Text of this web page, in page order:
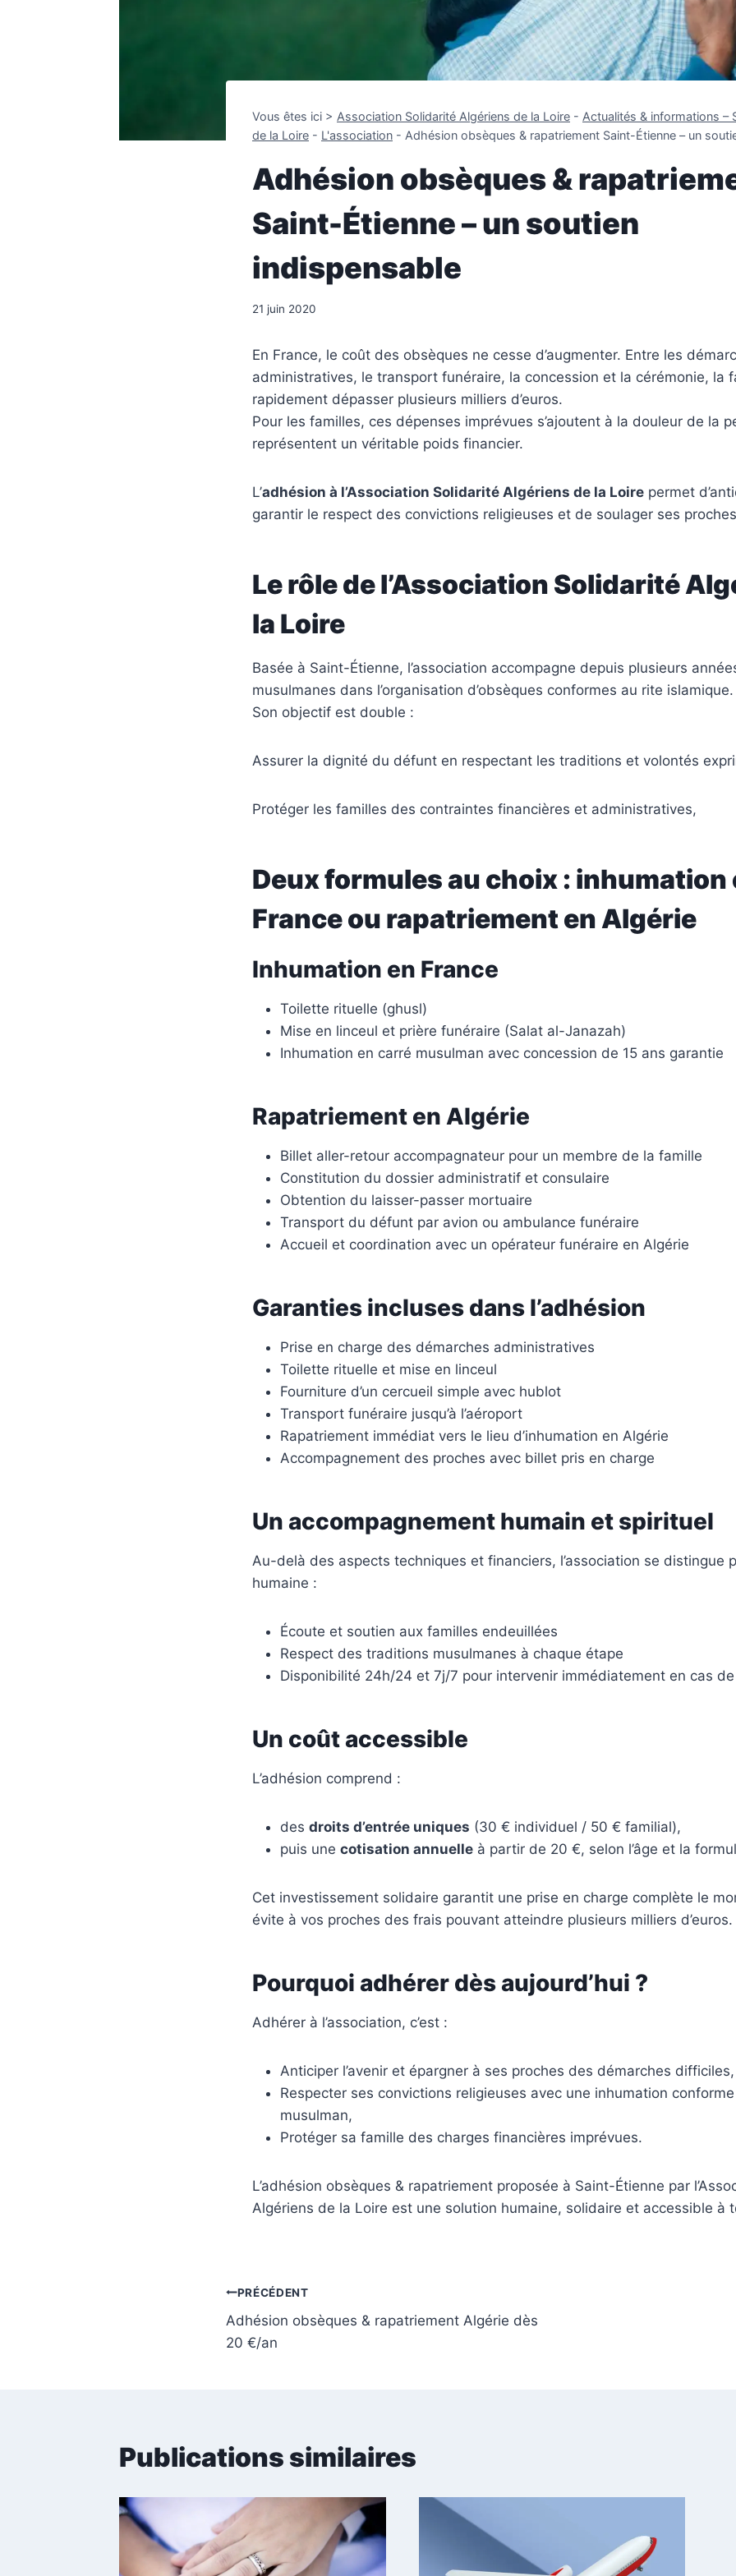
Vous êtes ici > Association Solidarité Algériens de la Loire - Actualités & informations –
de la Loire - L'association - Adhésion obsèques & rapatriement Saint-Étienne – un
Adhésion obsèques &
Saint-Étienne – un soutien
indispensable
21 juin 2020
En France, le coût des obsèques ne cesse d’augmenter. Entre les
administratives, le transport funéraire, la concession et la cérémonie, la
rapidement dépasser plusieurs milliers d’euros.
Pour les familles, ces dépenses imprévues s’ajoutent à la douleur de la
représentent un véritable poids financier.
L’adhésion à l’Association Solidarité Algériens de la Loire permet
garantir le respect des convictions religieuses et de soulager ses
Le rôle de l’Association Solidarité
la Loire
Basée à Saint-Étienne, l’association accompagne depuis plusieurs
musulmanes dans l’organisation d’obsèques conformes au rite islamique.
Son objectif est double :
Assurer la dignité du défunt en respectant les traditions et volontés
Protéger les familles des contraintes financières et administratives,
Deux formules au choix : inhumation
France ou rapatriement en Algérie
Inhumation en France
Toilette rituelle (ghusl)
Mise en linceul et prière funéraire (Salat al-Janazah)
Inhumation en carré musulman avec concession de 15 ans garantie
Rapatriement en Algérie
Billet aller-retour accompagnateur pour un membre de la famille
Constitution du dossier administratif et consulaire
Obtention du laisser-passer mortuaire
Transport du défunt par avion ou ambulance funéraire
Accueil et coordination avec un opérateur funéraire en Algérie
Garanties incluses dans l’adhésion
Prise en charge des démarches administratives
Toilette rituelle et mise en linceul
Fourniture d’un cercueil simple avec hublot
Transport funéraire jusqu’à l’aéroport
Rapatriement immédiat vers le lieu d’inhumation en Algérie
Accompagnement des proches avec billet pris en charge
Un accompagnement humain et spirituel
Au-delà des aspects techniques et financiers, l’association se distingue
humaine :
Écoute et soutien aux familles endeuillées
Respect des traditions musulmanes à chaque étape
Disponibilité 24h/24 et 7j/7 pour intervenir immédiatement en cas
Un coût accessible
L’adhésion comprend :
des droits d’entrée uniques (30 € individuel / 50 € familial),
puis une cotisation annuelle à partir de 20 €, selon l’âge et la
Cet investissement solidaire garantit une prise en charge complète le
évite à vos proches des frais pouvant atteindre plusieurs milliers d’euros.
Pourquoi adhérer dès aujourd’hui ?
Adhérer à l’association, c’est :
Anticiper l’avenir et épargner à ses proches des démarches difficiles,
Respecter ses convictions religieuses avec une inhumation
musulman,
Protéger sa famille des charges financières imprévues.
L’adhésion obsèques & rapatriement proposée à Saint-Étienne par
Algériens de la Loire est une solution humaine, solidaire et accessible à
Navigation
de
PRÉCÉDENT
Adhésion obsèques & rapatriement Algérie dès
20 €/an
Publications similaires